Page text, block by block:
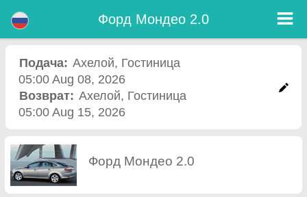
депозит), неограниченный пробег, бесплатные детские сиденья, бесплатные дополнительных водителей, низкая цена
аренды автомобиля гарантируется.
Форд Мондео 2.0
Подача: Ахелой, Гостиница
05:00 Aug 08, 2026
Возврат: Ахелой, Гостиница
05:00 Aug 15, 2026
Форд Мондео 2.0